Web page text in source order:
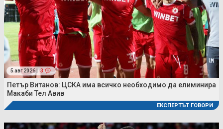
5 авг 2026 | 3
Петър Витанов: ЦСКА има всичко необходимо да елиминира
Макаби Тел Авив
ЕКСПЕРТЪТ ГОВОРИ